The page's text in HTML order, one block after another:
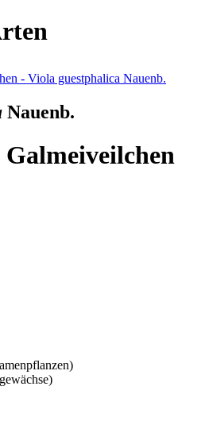
Nauenb.
Galmeiveilchen